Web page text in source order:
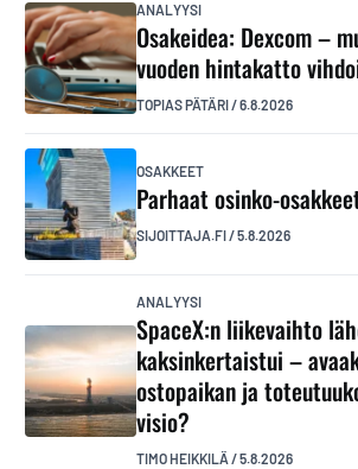
ANALYYSI
Osakeidea: Dexcom –
vuoden hintakatto
TOPIAS PÄTÄRI/6.8.2026
OSAKKEET
Parhaat osinko-
SIJOITTAJA.FI/5.8.2026
ANALYYSI
SpaceX:n liikevaihto
kaksinkertaistui –
ostopaikan ja
visio?
TIMO HEIKKILÄ /5.8.2026